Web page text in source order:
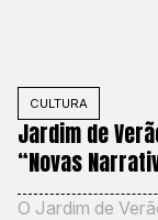
CULTURA
Jardim de
“Novas
O Jardim de